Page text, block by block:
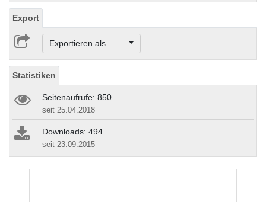
Export
Exportieren als ...
Statistiken
Seitenaufrufe: 850
seit 25.04.2018
Downloads: 494
seit 23.09.2015